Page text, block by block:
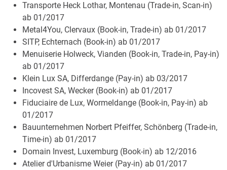
Transporte Heck Lothar, Montenau (Trade-in, Scan-in)
ab 01/2017
Metal4You, Clervaux (Book-in, Trade-in) ab 01/2017
SITP, Echternach (Book-in) ab 01/2017
Menuiserie Holweck, Vianden (Book-in, Trade-in, Pay-in)
ab 01/2017
Klein Lux SA, Differdange (Pay-in) ab 03/2017
Incovest SA, Wecker (Book-in) ab 01/2017
Fiduciaire de Lux, Wormeldange (Book-in, Pay-in) ab
01/2017
Bauunternehmen Norbert Pfeiffer, Schönberg (Trade-in,
Time-in) ab 01/2017
Domain Invest, Luxemburg (Book-in) ab 12/2016
Atelier d'Urbanisme Weier (Pay-in) ab 01/2017